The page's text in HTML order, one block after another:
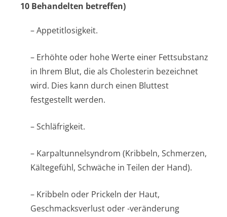
10 Behandelten betreffen)
– Appetitlosigkeit.
– Erhöhte oder hohe Werte einer Fettsubstanz
in Ihrem Blut, die als Cholesterin bezeichnet
wird. Dies kann durch einen Bluttest
festgestellt werden.
– Schläfrigkeit.
– Karpaltunnelsyndrom (Kribbeln, Schmerzen,
Kältegefühl, Schwäche in Teilen der Hand).
– Kribbeln oder Prickeln der Haut,
Geschmacksverlust oder -veränderung